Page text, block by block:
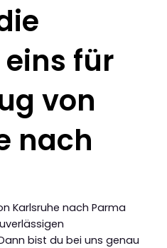
für
von
nach
Karlsruhe nach Parma
bist du bei uns genau